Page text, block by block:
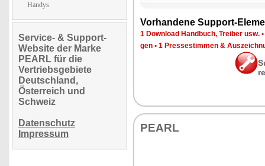
Handys
Service- & Support-
Website der Marke
PEARL für die
Vertriebsgebiete
Deutschland,
Österreich und
Schweiz
Datenschutz
Impressum
Vor­han­de­ne Sup­port-
1 Down­load Hand­buch, Trei­ber usw. •
gen • 1 Pres­se­stim­men &
PEARL